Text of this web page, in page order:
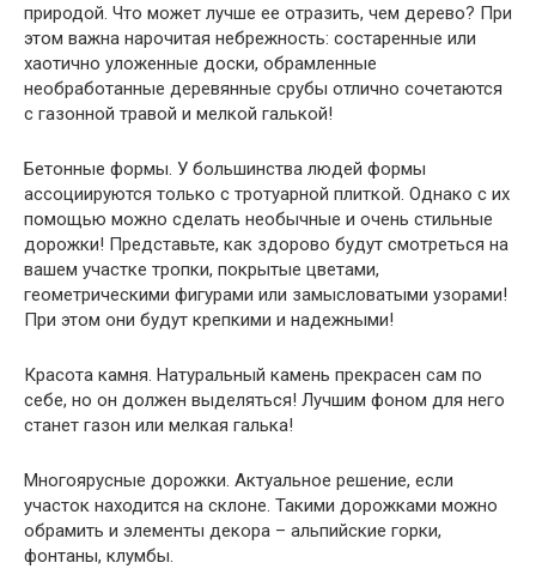
природой. Что может лучше ее отразить, чем дерево? При
этом важна нарочитая небрежность: состаренные или
хаотично уложенные доски, обрамленные
необработанные деревянные срубы отлично сочетаются
с газонной травой и мелкой галькой!
Бетонные формы. У большинства людей формы
ассоциируются только с тротуарной плиткой. Однако с их
помощью можно сделать необычные и очень стильные
дорожки! Представьте, как здорово будут смотреться на
вашем участке тропки, покрытые цветами,
геометрическими фигурами или замысловатыми узорами!
При этом они будут крепкими и надежными!
Красота камня. Натуральный камень прекрасен сам по
себе, но он должен выделяться! Лучшим фоном для него
станет газон или мелкая галька!
Многоярусные дорожки. Актуальное решение, если
участок находится на склоне. Такими дорожками можно
обрамить и элементы декора – альпийские горки,
фонтаны, клумбы.